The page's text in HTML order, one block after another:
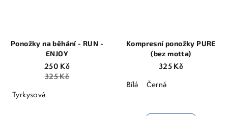
Ponožky na běhání - RUN -
ENJOY
250 Kč
325 Kč
Tyrkysová
Kompresní ponožky PURE
(bez motta)
325 Kč
Bílá Černá